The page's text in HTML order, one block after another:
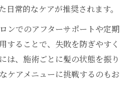
日常的なケアが推奨されます。
ンでのアフターサポートや定期
することで、失敗を防ぎやすく
は、施術ごとに髪の状態を振り
ケアメニューに挑戦するのもお